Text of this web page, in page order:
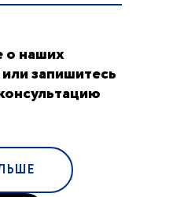
о наших
запишитесь